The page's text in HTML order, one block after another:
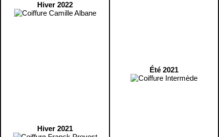
Hiver 2022
Hiver 2021
Été 2021